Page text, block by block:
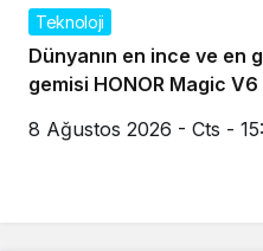
Teknoloji
Dünyanın en ince ve en
gemisi HONOR Magic V6
8 Ağustos 2026 - Cts -